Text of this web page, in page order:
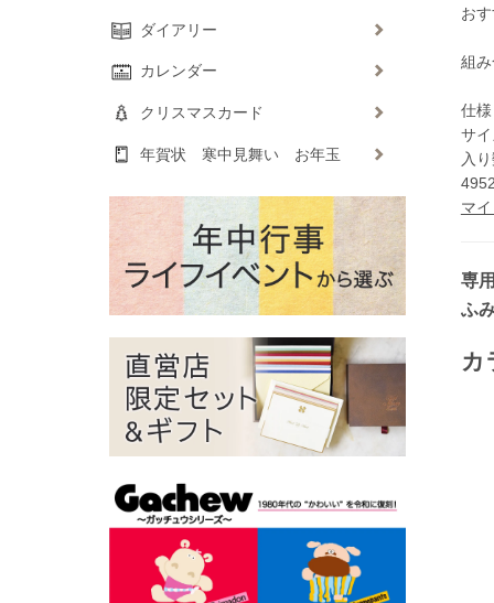
お
組
仕
サ
入
マ
専
ふ
カ
ダイアリー
カレンダー
クリスマスカード
年賀状 寒中見舞い お年玉